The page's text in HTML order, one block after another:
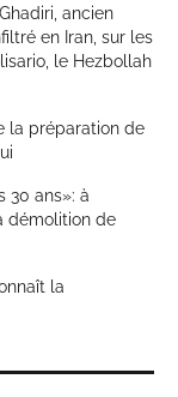
ancien
en Iran, sur les
le Hezbollah
la préparation de
30 ans»: à
démolition de
la